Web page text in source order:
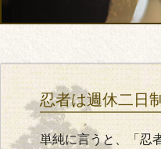
忍者は週休二日
単純に言うと、「忍